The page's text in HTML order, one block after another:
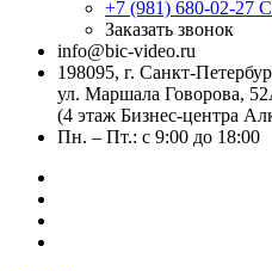
+7 (981) 680-02-27
Заказать звонок
info@bic-video.ru
198095, г. Санкт-
ул. Маршала Говорова,
(4 этаж Бизнес-центра
Пн. – Пт.: с 9:00 до 18:00